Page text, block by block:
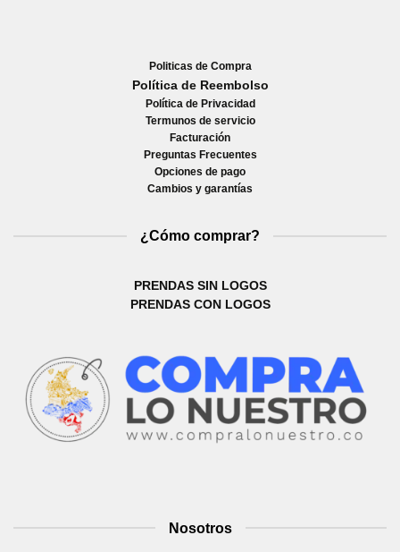
Politicas de Compra
Política de Reembolso
Política de Privacidad
Termunos de servicio
Facturación
Preguntas Frecuentes
Opciones de pago
Cambios y garantías
¿Cómo comprar?
PRENDAS SIN LOGOS
PRENDAS CON LOGOS
Nosotros